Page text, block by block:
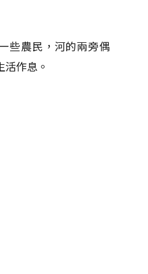
些農民，河的兩旁偶
作息。